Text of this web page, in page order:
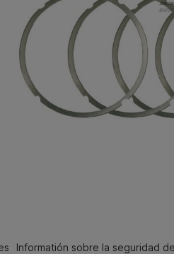
Informatión sobre la seguridad